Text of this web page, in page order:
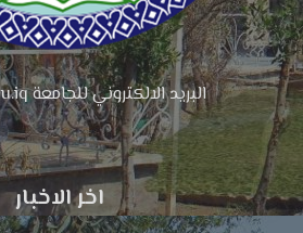
البريد الالكتروني للجامعة info@qu.edu.iq
اخر الاخبار